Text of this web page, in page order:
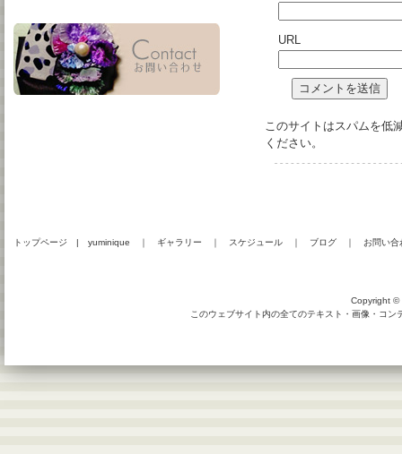
URL
このサイトはスパムを低
ください。
トップページ | yuminique ｜ ギャラリー ｜ スケジュール ｜ ブログ ｜ お問い合
Copyright ©
このウェブサイト内の全てのテキスト・画像・コ